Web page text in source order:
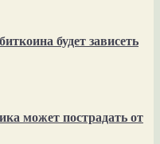
будет зависеть
может пострадать от